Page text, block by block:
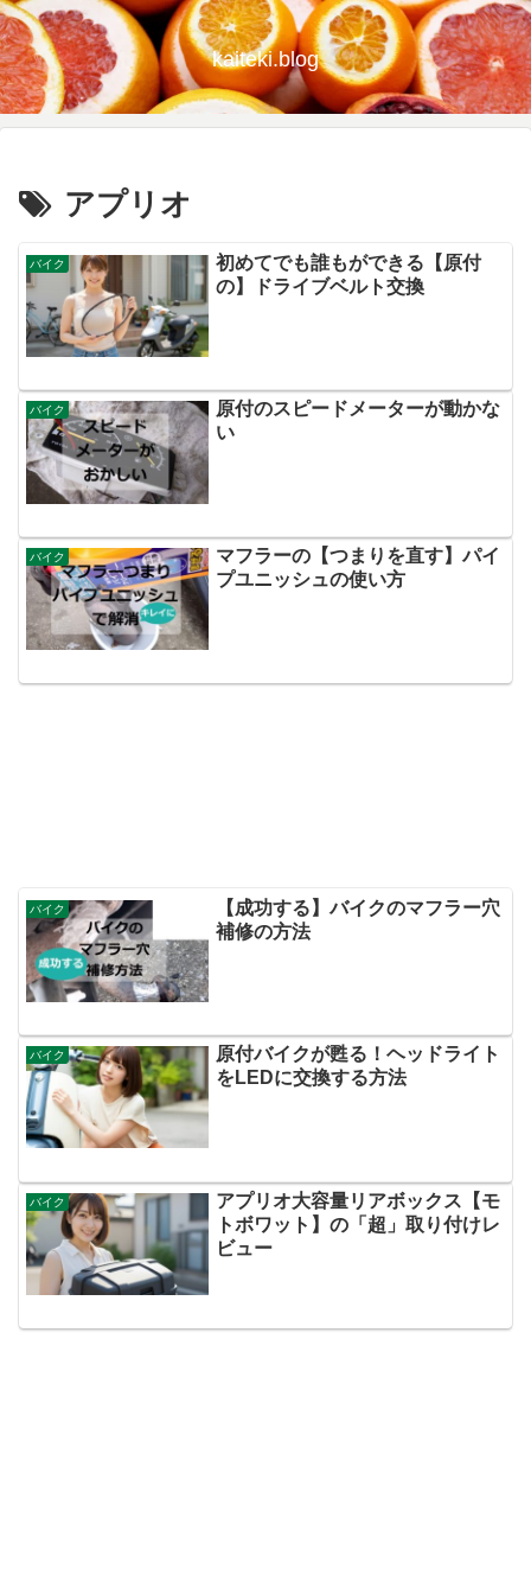
kaiteki.blog
アプリオ
バイク
初めてでも誰もができる【原付
の】ドライブベルト交換
バイク
原付のスピードメーターが動かな
い
バイク
マフラーの【つまりを直す】パイ
プユニッシュの使い方
バイク
【成功する】バイクのマフラー穴
補修の方法
バイク
原付バイクが甦る！ヘッドライト
をLEDに交換する方法
バイク
アプリオ大容量リアボックス【モ
トボワット】の「超」取り付けレ
ビュー